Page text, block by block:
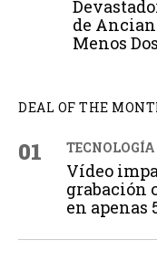
de
Menos
DEAL OF THE
01 TECNOLOGÍA
Vídeo
grabación
en apenas